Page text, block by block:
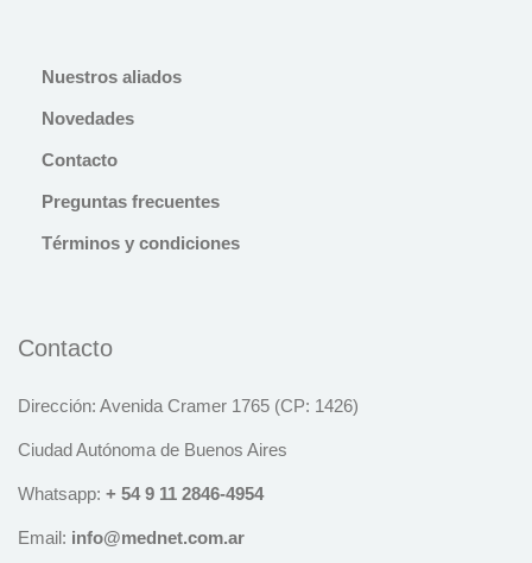
Nuestros aliados
Novedades
Contacto
Preguntas frecuentes
Términos y condiciones
Contacto
Dirección: Avenida Cramer 1765 (CP: 1426)
Ciudad Autónoma de Buenos Aires
Whatsapp: + 54 9 11 2846-4954
Email: info@mednet.com.ar